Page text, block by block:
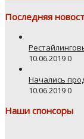
Последняя
10.06.20190
Начались
10.06.20190
Наши спонсоры